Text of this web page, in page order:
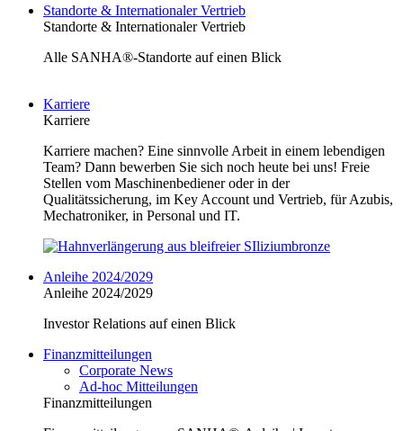
Standorte & Internationaler Vertrieb
Standorte & Internationaler Vertrieb
Alle SANHA®-Standorte auf einen Blick
Karriere
Karriere
Karriere machen? Eine sinnvolle Arbeit in einem lebendigen
Team? Dann bewerben Sie sich noch heute bei uns! Freie
Stellen vom Maschinenbediener oder in der
Qualitätssicherung, im Key Account und Vertrieb, für Azubis,
Mechatroniker, in Personal und IT.
Anleihe 2024/2029
Anleihe 2024/2029
Investor Relations auf einen Blick
Finanzmitteilungen
Corporate News
Ad-hoc Mitteilungen
Finanzmitteilungen